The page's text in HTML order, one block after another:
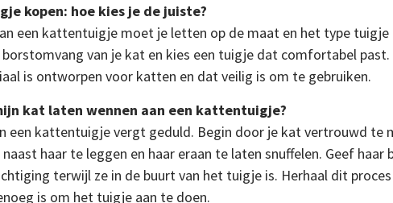
kopen: hoe kies je de juiste?
een kattentuigje moet je letten op de maat en het type
van je kat en kies een tuigje dat comfortabel past.
is ontworpen voor katten en dat veilig is om te gebruiken.
kat laten wennen aan een kattentuigje?
een kattentuigje vergt geduld. Begin door je kat vertrouwd te
haar te leggen en haar eraan te laten snuffelen. Geef haar
terwijl ze in de buurt van het tuigje is. Herhaal dit
is om het tuigje aan te doen.